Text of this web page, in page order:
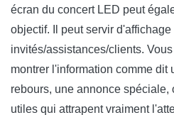
écran du concert LED peut
objectif. Il peut servir
invités/assistances/clients.
montrer l'information comme dit
rebours, une annonce spéciale,
utiles qui attrapent vraiment